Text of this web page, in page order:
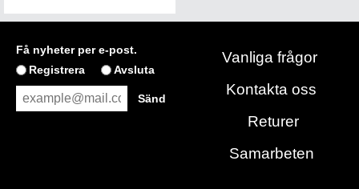
Få nyheter per e-post.
Registrera
Avsluta
Vanliga frågor
Kontakta oss
Returer
Samarbeten